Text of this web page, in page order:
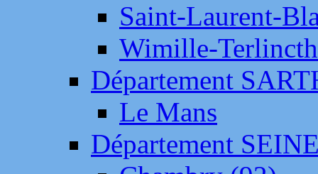
Saint-Laurent-
Wimille-
Département
Le Mans
Département